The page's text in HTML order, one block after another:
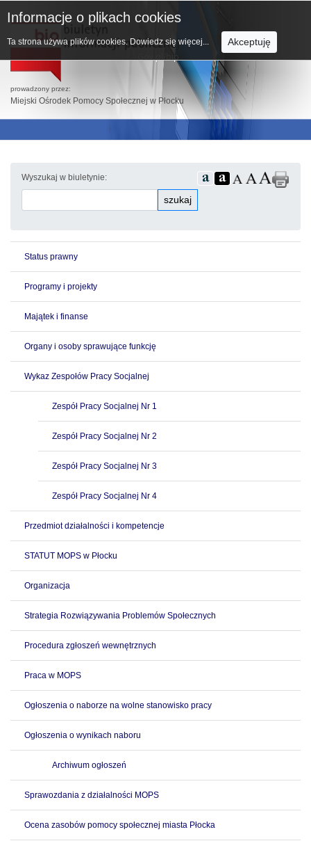
prowadzony przez:
Miejski Ośrodek Pomocy Społecznej w Płocku
Wyszukaj w biuletynie:
szukaj
Status prawny
Programy i projekty
Majątek i finanse
Organy i osoby sprawujące funkcję
Wykaz Zespołów Pracy Socjalnej
Zespół Pracy Socjalnej Nr 1
Zespół Pracy Socjalnej Nr 2
Zespół Pracy Socjalnej Nr 3
Zespół Pracy Socjalnej Nr 4
Przedmiot działalności i kompetencje
STATUT MOPS w Płocku
Organizacja
Strategia Rozwiązywania Problemów Społecznych
Procedura zgłoszeń wewnętrznych
Praca w MOPS
Ogłoszenia o naborze na wolne stanowisko pracy
Ogłoszenia o wynikach naboru
Archiwum ogłoszeń
Sprawozdania z działalności MOPS
Ocena zasobów pomocy społecznej miasta Płocka
Informacje o plikach cookies
Ta strona używa plików cookies. Dowiedz się więcej... Akceptuję